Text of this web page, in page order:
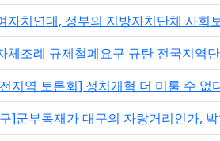
자치연대, 정부의 지방자치단체 사회
체조례 규제철폐요구 규탄 전국지역
지역 토론회] 정치개혁 더 미룰 수 없
]군부독재가 대구의 자랑거리인가,